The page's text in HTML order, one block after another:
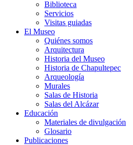
Biblioteca
Servicios
Visitas guiadas
El Museo
Quiénes somos
Arquitectura
Historia del Museo
Historia de Chapultepec
Arqueología
Murales
Salas de Historia
Salas del Alcázar
Educación
Materiales de divulgación
Glosario
Publicaciones